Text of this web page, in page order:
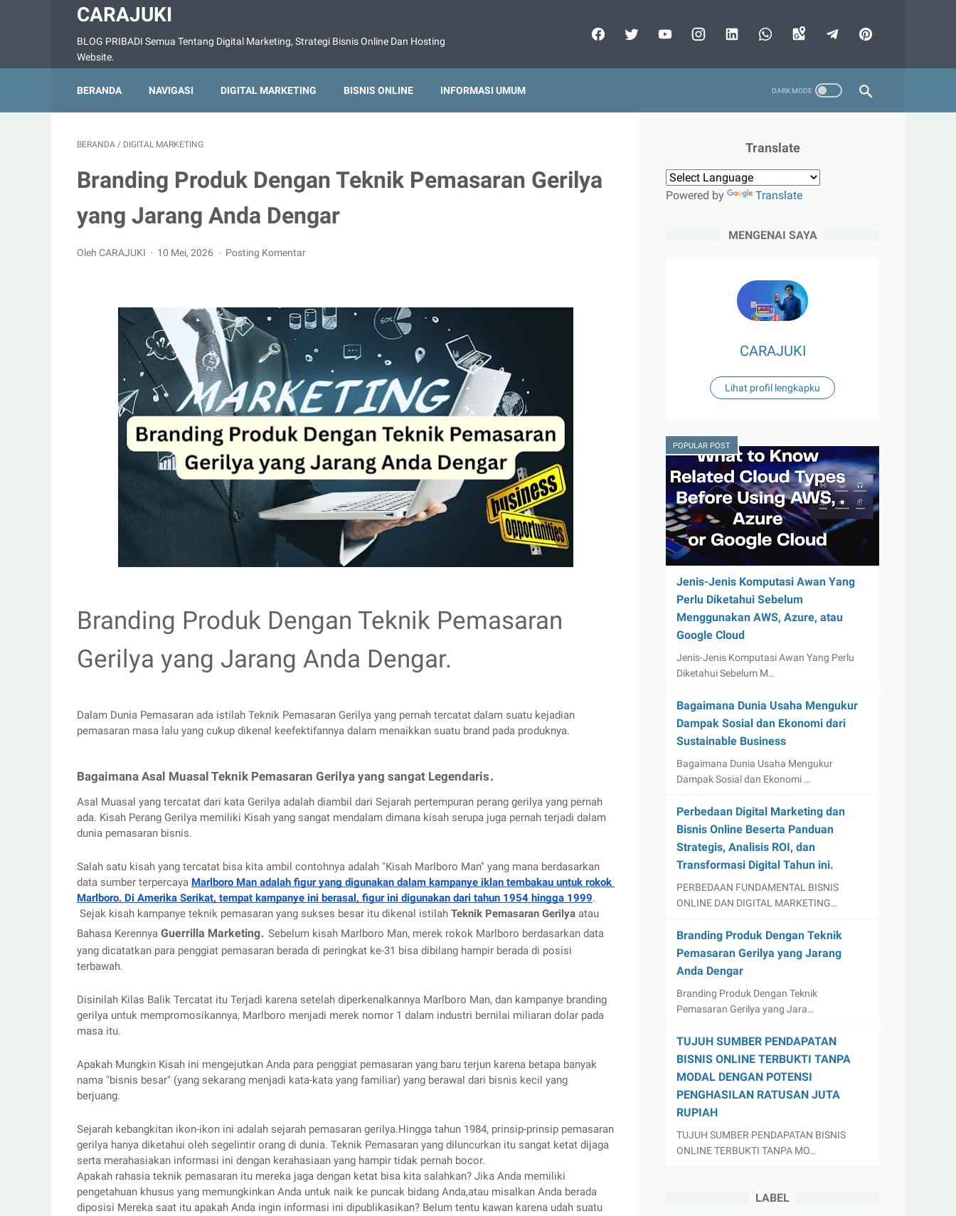
CARAJUKI
BLOG PRIBADI Semua Tentang Digital Marketing, Strategi Bisnis Online Dan Hosting
Website.
BERANDA NAVIGASI DIGITAL MARKETING BISNIS ONLINE INFORMASI UMUM
BERANDA / DIGITAL MARKETING
Branding Produk Dengan Teknik Pemasaran Gerilya
yang Jarang Anda Dengar
Oleh CARAJUKI 10 Mei, 2026 Posting Komentar
Branding Produk Dengan Teknik Pemasaran
Gerilya yang Jarang Anda Dengar.
Dalam Dunia Pemasaran ada istilah Teknik Pemasaran Gerilya yang pernah tercatat dalam suatu kejadian
pemasaran masa lalu yang cukup dikenal keefektifannya dalam menaikkan suatu brand pada produknya.
Bagaimana Asal Muasal Teknik Pemasaran Gerilya yang sangat Legendaris.
Asal Muasal yang tercatat dari kata Gerilya adalah diambil dari Sejarah pertempuran perang gerilya yang pernah
ada. Kisah Perang Gerilya memiliki Kisah yang sangat mendalam dimana kisah serupa juga pernah terjadi dalam
dunia pemasaran bisnis.
Salah satu kisah yang tercatat bisa kita ambil contohnya adalah "Kisah Marlboro Man" yang mana berdasarkan
data sumber terpercaya Marlboro Man adalah figur yang digunakan dalam kampanye iklan tembakau untuk rokok
Marlboro. Di Amerika Serikat, tempat kampanye ini berasal, figur ini digunakan dari tahun 1954 hingga 1999.
Sejak kisah kampanye teknik pemasaran yang sukses besar itu dikenal istilah Teknik Pemasaran Gerilya atau
Bahasa Kerennya Guerrilla Marketing. Sebelum kisah Marlboro Man, merek rokok Marlboro berdasarkan data
yang dicatatkan para penggiat pemasaran berada di peringkat ke-31 bisa dibilang hampir berada di posisi
terbawah.
Disinilah Kilas Balik Tercatat itu Terjadi karena setelah diperkenalkannya Marlboro Man, dan kampanye branding
gerilya untuk mempromosikannya, Marlboro menjadi merek nomor 1 dalam industri bernilai miliaran dolar pada
masa itu.
Apakah Mungkin Kisah ini mengejutkan Anda para penggiat pemasaran yang baru terjun karena betapa banyak
nama "bisnis besar" (yang sekarang menjadi kata-kata yang familiar) yang berawal dari bisnis kecil yang
berjuang.
Sejarah kebangkitan ikon-ikon ini adalah sejarah pemasaran gerilya.Hingga tahun 1984, prinsip-prinsip pemasaran
gerilya hanya diketahui oleh segelintir orang di dunia. Teknik Pemasaran yang diluncurkan itu sangat ketat dijaga
serta merahasiakan informasi ini dengan kerahasiaan yang hampir tidak pernah bocor.
Apakah rahasia teknik pemasaran itu mereka jaga dengan ketat bisa kita salahkan? Jika Anda memiliki
pengetahuan khusus yang memungkinkan Anda untuk naik ke puncak bidang Anda,atau misalkan Anda berada
diposisi Mereka saat itu apakah Anda ingin informasi ini dipublikasikan? Belum tentu kawan karena udah suatu
Translate
Powered by Translate
MENGENAI SAYA
CARAJUKI
Lihat profil lengkapku
POPULAR POST
Jenis-Jenis Komputasi Awan Yang
Perlu Diketahui Sebelum
Menggunakan AWS, Azure, atau
Google Cloud
Jenis-Jenis Komputasi Awan Yang Perlu
Diketahui Sebelum M…
Bagaimana Dunia Usaha Mengukur
Dampak Sosial dan Ekonomi dari
Sustainable Business
Bagaimana Dunia Usaha Mengukur
Dampak Sosial dan Ekonomi …
Perbedaan Digital Marketing dan
Bisnis Online Beserta Panduan
Strategis, Analisis ROI, dan
Transformasi Digital Tahun ini.
PERBEDAAN FUNDAMENTAL BISNIS
ONLINE DAN DIGITAL MARKETING…
Branding Produk Dengan Teknik
Pemasaran Gerilya yang Jarang
Anda Dengar
Branding Produk Dengan Teknik
Pemasaran Gerilya yang Jara…
TUJUH SUMBER PENDAPATAN
BISNIS ONLINE TERBUKTI TANPA
MODAL DENGAN POTENSI
PENGHASILAN RATUSAN JUTA
RUPIAH
TUJUH SUMBER PENDAPATAN BISNIS
ONLINE TERBUKTI TANPA MO…
LABEL